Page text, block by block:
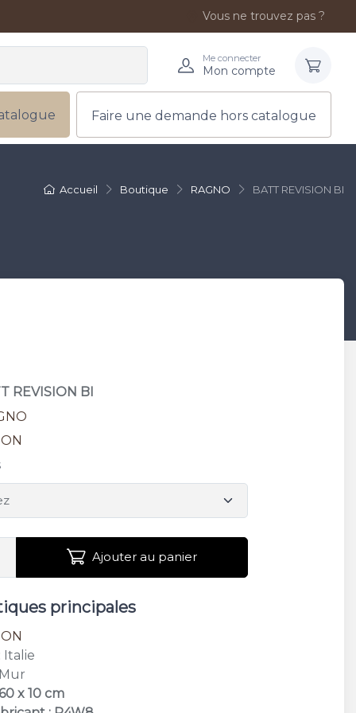
Vous ne trouvez pas ?
Me connecter
Mon compte
Faire une demande hors catalogue
Accueil Boutique RAGNO BATT REVISION BI
REVISION BI
Ajouter au panier
principales
: Italie
x 10 cm